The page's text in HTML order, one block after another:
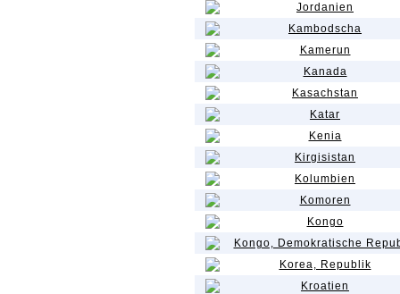
Jordanien
Kambodscha
Kamerun
Kanada
Kasachstan
Katar
Kenia
Kirgisistan
Kolumbien
Komoren
Kongo
Kongo, Demokratische
Korea, Republik
Kroatien